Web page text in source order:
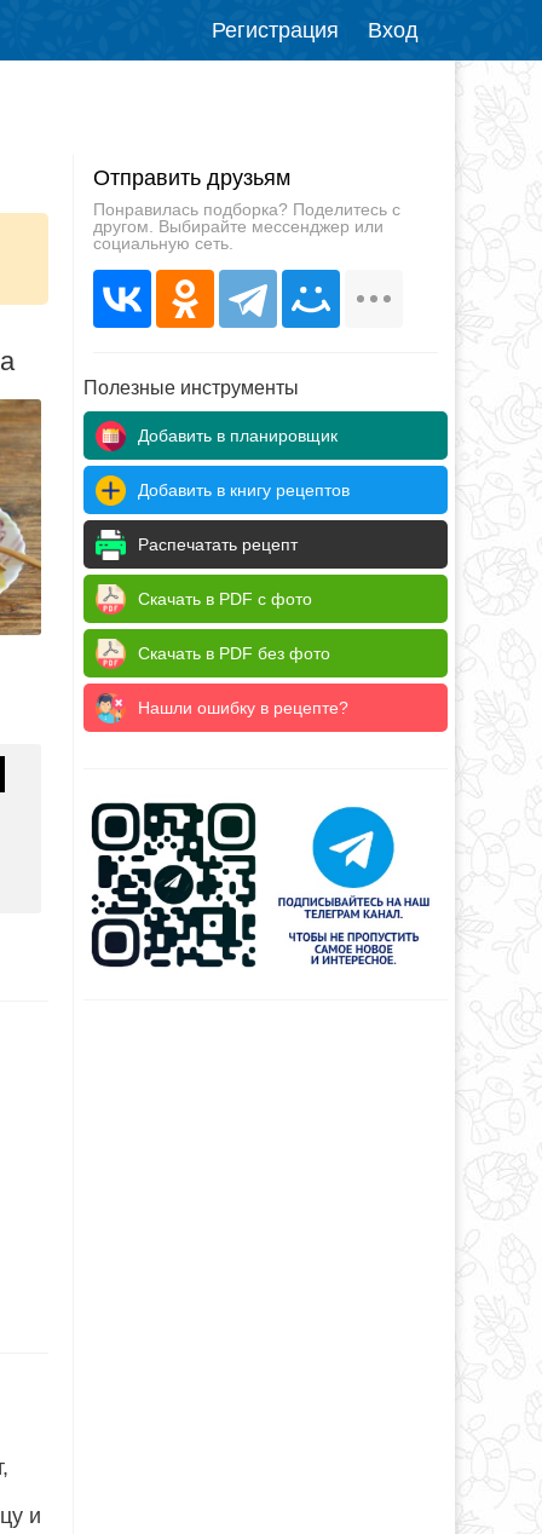
Регистрация Вход
и
Отправить друзьям
Понравилась подборка? Поделитесь с
другом. Выбирайте мессенджер или
социальную сеть.
Полезные инструменты
Добавить в планировщик
Добавить в книгу рецептов
Распечатать рецепт
Скачать в PDF с фото
Скачать в PDF без фото
Нашли ошибку в рецепте?